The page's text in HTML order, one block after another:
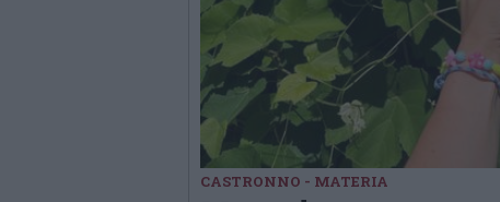
CASTRONNO - MATERIA